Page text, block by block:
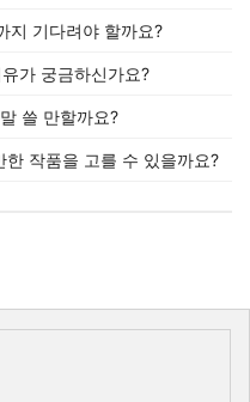
지 기다려야 할까요?
가 궁금하신가요?
쓸 만할까요?
작품을 고를 수 있을까요?